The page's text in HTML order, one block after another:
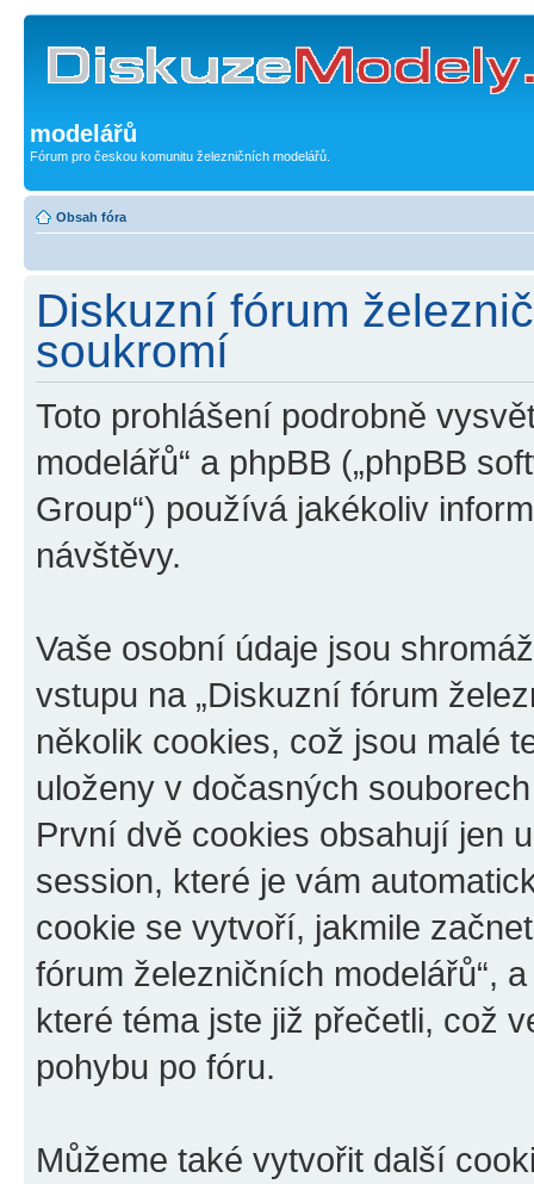
modelářů
Fórum pro českou komunitu železničních modelářů.
Obsah fóra
Diskuzní fórum
soukromí
Toto prohlášení podrobně
modelářů“ a phpBB („phpBB
Group“) používá jakékoliv
návštěvy.
Vaše osobní údaje jsou
vstupu na „Diskuzní fórum
několik cookies, což jsou malé
uloženy v dočasných
První dvě cookies obsahují jen
session, které je vám
cookie se vytvoří, jakmile
fórum železničních modelářů“,
které téma jste již přečetli, což
pohybu po fóru.
Můžeme také vytvořit další